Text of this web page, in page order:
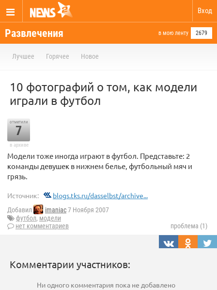
Вход
Развлечения в мою ленту 2679
Лучшее Горячее Новое
10 фотографий о том, как модели
играли в футбол
отметили
7
в архиве
Модели тоже иногда играют в футбол. Представьте: 2
команды девушек в нижнем белье, футбольный мяч и
грязь.
Источник: blogs.tks.ru/dasselbst/archive...
Добавил imaniac7 Ноября 2007
футбол, модели
нет комментариев
проблема (1)
Комментарии участников:
Ни одного комментария пока не добавлено